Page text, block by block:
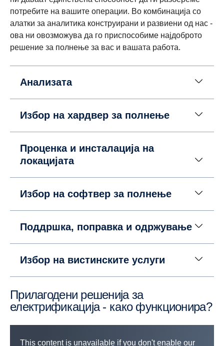
потребите на вашите операции. Во комбинација со
алатки за аналитика конструирани и развиени од нас -
ова ни овозможува да го приспособиме најдоброто
решение за полнење за вас и вашата работа.
Анализата
Избор на хардвер за полнење
Проценка и инсталација на
локацијата
Избор на софтвер за полнење
Поддршка, поправка и одржување
Избор на вистинските услуги
Прилагодени решенија за
електрификација - како функционира?
This content is unavailable if you don't enable our